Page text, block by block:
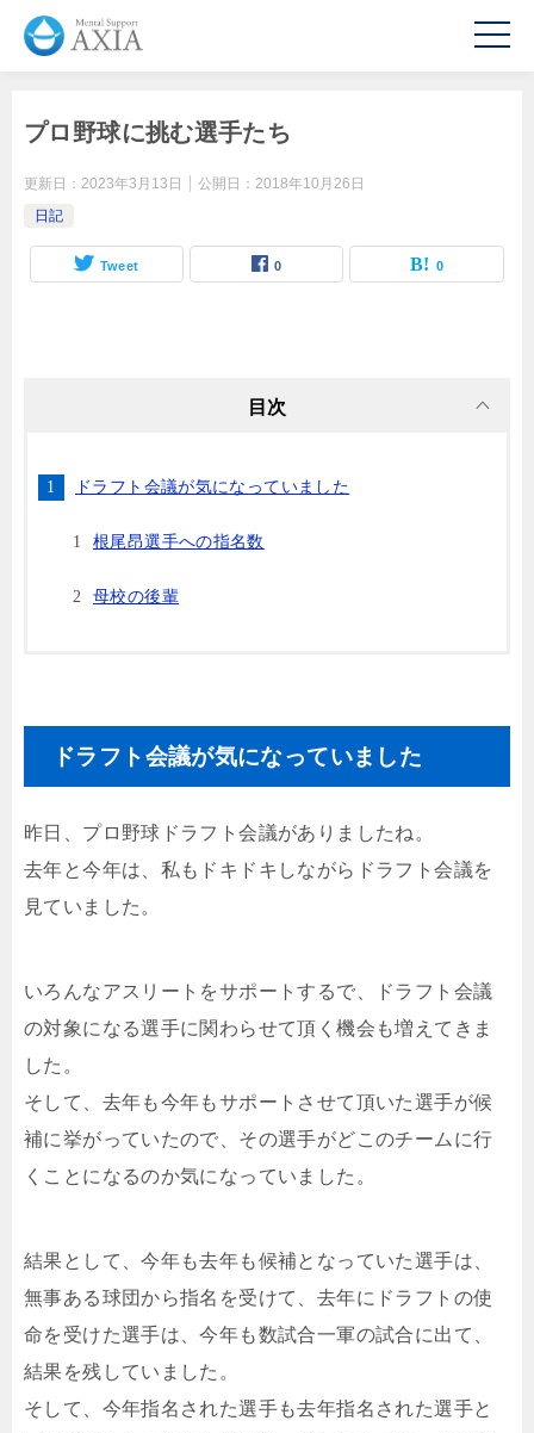
プロ野球に挑む選手たち
更新日： 2023年3月13日 公開日： 2018年10月26日
日記
Tweet 0 0
目次
ドラフト会議が気になっていました
根尾昂選手への指名数
母校の後輩
ドラフト会議が気になっていました
昨日、プロ野球ドラフト会議がありましたね。
去年と今年は、私もドキドキしながらドラフト会議を
見ていました。
いろんなアスリートをサポートするで、ドラフト会議
の対象になる選手に関わらせて頂く機会も増えてきま
した。
そして、去年も今年もサポートさせて頂いた選手が候
補に挙がっていたので、その選手がどこのチームに行
くことになるのか気になっていました。
結果として、今年も去年も候補となっていた選手は、
無事ある球団から指名を受けて、去年にドラフトの使
命を受けた選手は、今年も数試合一軍の試合に出て、
結果を残していました。
そして、今年指名された選手も去年指名された選手と